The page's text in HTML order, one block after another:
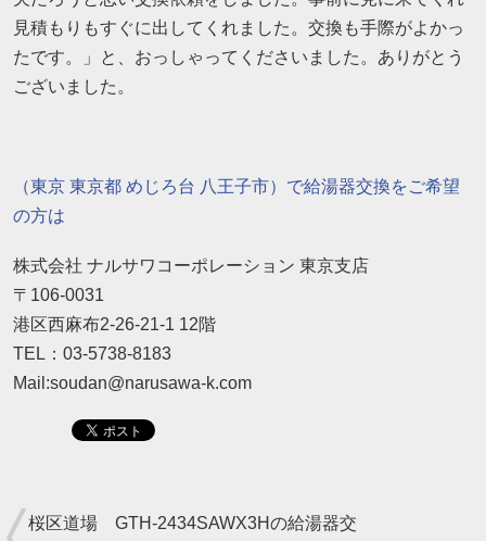
見積もりもすぐに出してくれました。交換も手際がよかっ
たです。」と、おっしゃってくださいました。ありがとう
ございました。
（東京 東京都 めじろ台 八王子市）で給湯器交換をご希望
の方は
株式会社 ナルサワコーポレーション 東京支店
〒106-0031
港区西麻布2-26-21-1 12階
TEL：03-5738-8183
Mail:soudan@narusawa-k.com
桜区道場 GTH-2434SAWX3Hの給湯器交